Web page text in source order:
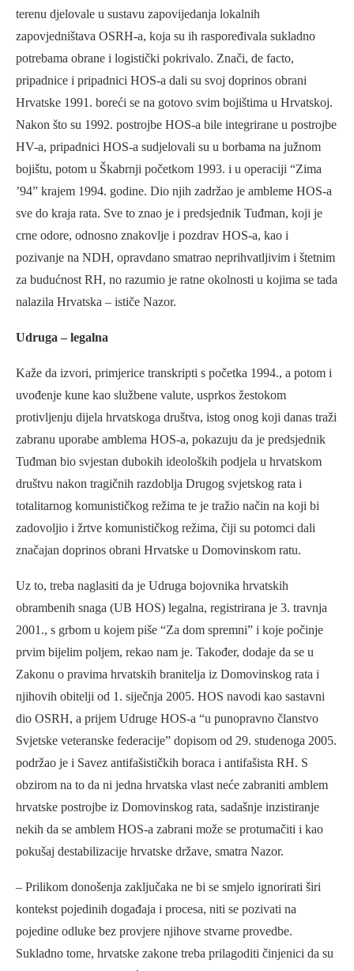
terenu djelovale u sustavu zapovijedanja lokalnih
zapovjedništava OSRH-a, koja su ih raspoređivala sukladno
potrebama obrane i logistički pokrivalo. Znači, de facto,
pripadnice i pripadnici HOS-a dali su svoj doprinos obrani
Hrvatske 1991. boreći se na gotovo svim bojištima u Hrvatskoj.
Nakon što su 1992. postrojbe HOS-a bile integrirane u postrojbe
HV-a, pripadnici HOS-a sudjelovali su u borbama na južnom
bojištu, potom u Škabrnji početkom 1993. i u operaciji “Zima
’94” krajem 1994. godine. Dio njih zadržao je ambleme HOS-a
sve do kraja rata. Sve to znao je i predsjednik Tuđman, koji je
crne odore, odnosno znakovlje i pozdrav HOS-a, kao i
pozivanje na NDH, opravdano smatrao neprihvatljivim i štetnim
za budućnost RH, no razumio je ratne okolnosti u kojima se tada
nalazila Hrvatska – ističe Nazor.
Udruga – legalna
Kaže da izvori, primjerice transkripti s početka 1994., a potom i
uvođenje kune kao službene valute, usprkos žestokom
protivljenju dijela hrvatskoga društva, istog onog koji danas traži
zabranu uporabe amblema HOS-a, pokazuju da je predsjednik
Tuđman bio svjestan dubokih ideoloških podjela u hrvatskom
društvu nakon tragičnih razdoblja Drugog svjetskog rata i
totalitarnog komunističkog režima te je tražio način na koji bi
zadovoljio i žrtve komunističkog režima, čiji su potomci dali
značajan doprinos obrani Hrvatske u Domovinskom ratu.
Uz to, treba naglasiti da je Udruga bojovnika hrvatskih
obrambenih snaga (UB HOS) legalna, registrirana je 3. travnja
2001., s grbom u kojem piše “Za dom spremni” i koje počinje
prvim bijelim poljem, rekao nam je. Također, dodaje da se u
Zakonu o pravima hrvatskih branitelja iz Domovinskog rata i
njihovih obitelji od 1. siječnja 2005. HOS navodi kao sastavni
dio OSRH, a prijem Udruge HOS-a “u punopravno članstvo
Svjetske veteranske federacije” dopisom od 29. studenoga 2005.
podržao je i Savez antifašističkih boraca i antifašista RH. S
obzirom na to da ni jedna hrvatska vlast neće zabraniti amblem
hrvatske postrojbe iz Domovinskog rata, sadašnje inzistiranje
nekih da se amblem HOS-a zabrani može se protumačiti i kao
pokušaj destabilizacije hrvatske države, smatra Nazor.
– Prilikom donošenja zaključaka ne bi se smjelo ignorirati širi
kontekst pojedinih događaja i procesa, niti se pozivati na
pojedine odluke bez provjere njihove stvarne provedbe.
Sukladno tome, hrvatske zakone treba prilagoditi činjenici da su